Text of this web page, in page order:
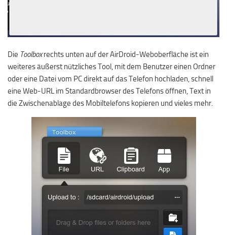
Die Toolboxrechts unten auf der AirDroid-Weboberfläche ist ein
weiteres äußerst nützliches Tool, mit dem Benutzer einen Ordner
oder eine Datei vom PC direkt auf das Telefon hochladen, schnell
eine Web-URL im Standardbrowser des Telefons öffnen, Text in
die Zwischenablage des Mobiltelefons kopieren und vieles mehr.